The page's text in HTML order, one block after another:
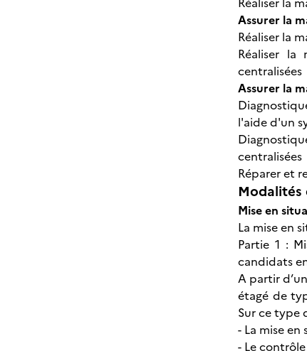
Assurer la
Réaliser la
Réaliser la
centralisées
Assurer la
l'aide d'un
centralisées
Réparer et
Modalités
Mise en
La mise en
Partie 1 :
candidats
A partir
étagé de
Sur ce type
- La mise en
- Le